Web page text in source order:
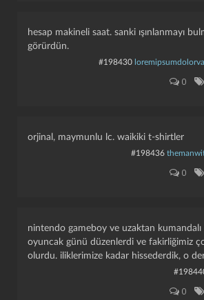
hesap makineli saat. sanki ışınlanmayı
görürdün.
#198430
0
orjinal, maymunlu lc. waikiki t-shirtler
#198436
0
nintendo gameboy ve uzaktan
oyuncak günü düzenlerdi ve fakirliğimiz
olurdu. iliklerimize kadar hissederdik, o
0